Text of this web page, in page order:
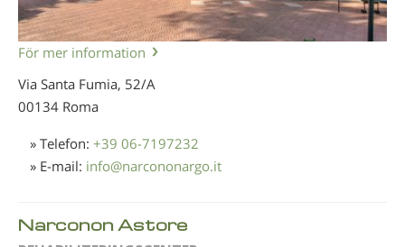
För mer information
Via Santa Fumia, 52/A
00134 Roma
» Telefon: +39 06-7197232
» E-mail: info@narcononargo.it
Narconon Astore